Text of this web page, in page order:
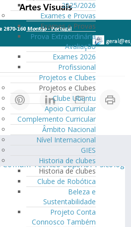
2025/2026
Exames e Provas
Exames e Provas
Prova Extraordinária
Avaliação
Exames 2026
Profissional
Projetos e Clubes
Projetos e Clubes
Clube Ubuntu
Apoio Curricular
Complemento Curricular
Âmbito Nacional
Nível Internacional
GIES
Historia de clubes
Historia de clubes
Clube de Robótica
Beleza e
Sustentabilidade
Projeto Conta
Connosco Também